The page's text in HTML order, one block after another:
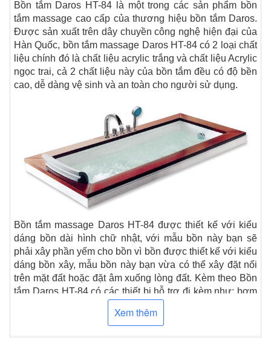
Bồn tắm Daros HT-84 là một trong các sản phẩm bồn
tắm massage cao cấp của thương hiệu bồn tắm Daros.
Được sản xuất trên dây chuyền công nghệ hiện đại của
Hàn Quốc, bồn tắm massage Daros HT-84 có 2 loại chất
liệu chính đó là chất liệu acrylic trắng và chất liệu Acrylic
ngọc trai, cả 2 chất liệu này của bồn tắm đều có độ bền
cao, dễ dàng vệ sinh và an toàn cho người sử dụng.
Bồn tắm massage Daros HT-84 được thiết kế với kiểu
dáng bồn dài hình chữ nhật, với mẫu bồn này bạn sẽ
phải xây phần yếm cho bồn vì bồn được thiết kế với kiểu
dáng bồn xây, mẫu bồn này bạn vừa có thể xây đặt nổi
trên mặt đất hoặc đặt âm xuống lòng đất. Kèm theo Bồn
tắm Daros HT-84 có các thiết bị hỗ trợ đi kèm như: bơm
sục massage dùng nguồn nhiên liệu là nguồn điện dân
dụng, một bộ sen tắm tay di động được, một bộ điều
Xem thêm